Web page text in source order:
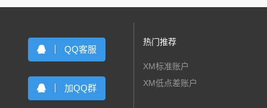
QQ客服
加QQ群
热门推荐
XM标准账户
XM低点差账户